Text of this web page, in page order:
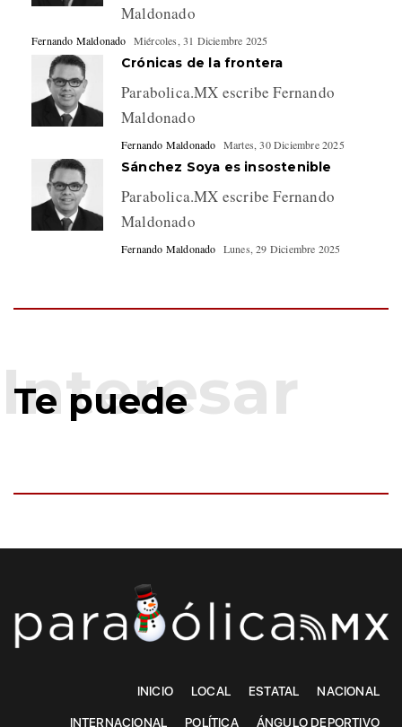
Maldonado
Fernando Maldonado Miércoles, 31 Diciembre 2025
Crónicas de la frontera
Parabolica.MX escribe Fernando
Maldonado
Fernando Maldonado Martes, 30 Diciembre 2025
Sánchez Soya es insostenible
Parabolica.MX escribe Fernando
Maldonado
Fernando Maldonado Lunes, 29 Diciembre 2025
Te puede
INICIO LOCAL ESTATAL NACIONAL
INTERNACIONAL POLÍTICA ÁNGULO DEPORTIVO